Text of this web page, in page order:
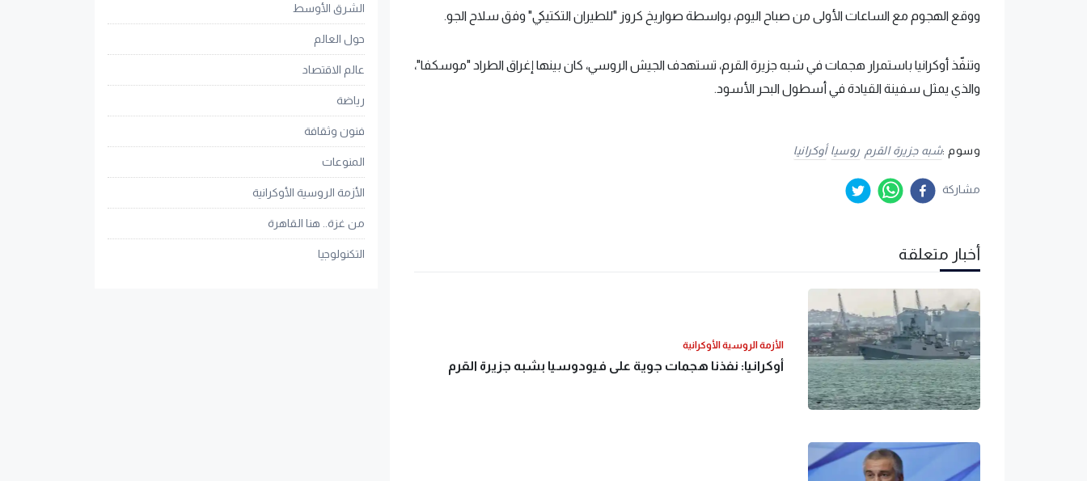
ووقع الهجوم مع الساعات الأولى من صباح اليوم، بواسطة صواريخ كروز "للطيران التكتيكي" وفق سلاح الجو.
وتنفّذ أوكرانيا باستمرار هجمات في شبه جزيرة القرم، تستهدف الجيش الروسي، كان بينها إغراق الطراد "موسكفا"،
والذي يمثل سفينة القيادة في أسطول البحر الأسود.
وسوم :شبه جزيرة القرم روسيا أوكرانيا
مشاركة
أخبار متعلقة
الأزمة الروسية الأوكرانية
أوكرانيا: نفذنا هجمات جوية على فيودوسيا بشبه جزيرة القرم
الشرق الأوسط
حول العالم
عالم الاقتصاد
رياضة
فنون وثقافة
المنوعات
الأزمة الروسية الأوكرانية
من غزة.. هنا القاهرة
التكنولوجيا